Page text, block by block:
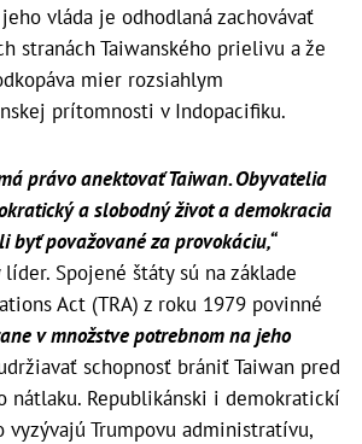
vláda je odhodlaná zachovávať
stranách Taiwanského prielivu a že
mier rozsiahlym
prítomnosti v Indopacifiku.
právo anektovať Taiwan. Obyvatelia
a slobodný život a demokracia
byť považované za provokáciu,“
Spojené štáty sú na základe
Act (TRA) z roku 1979 povinné
v množstve potrebnom na jeho
schopnosť brániť Taiwan pred
nátlaku. Republikánski i demokratickí
vyzývajú Trumpovu administratívu,